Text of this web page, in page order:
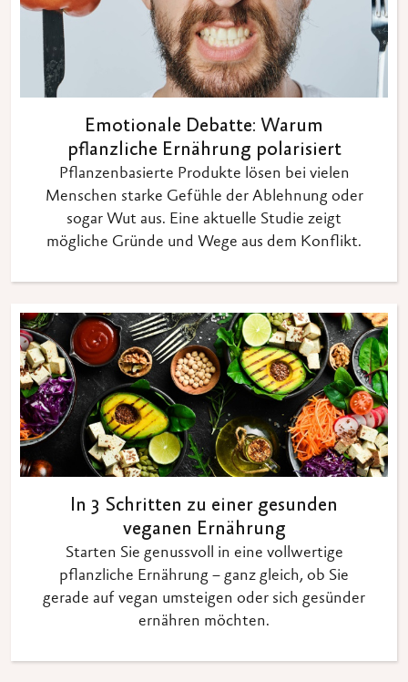
Emotionale Debatte: Warum
pflanzliche Ernährung polarisiert
Pflanzenbasierte Produkte lösen bei vielen
Menschen starke Gefühle der Ablehnung oder
sogar Wut aus. Eine aktuelle Studie zeigt
mögliche Gründe und Wege aus dem Konflikt.
In 3 Schritten zu einer gesunden
veganen Ernährung
Starten Sie genussvoll in eine vollwertige
pflanzliche Ernährung – ganz gleich, ob Sie
gerade auf vegan umsteigen oder sich gesünder
ernähren möchten.